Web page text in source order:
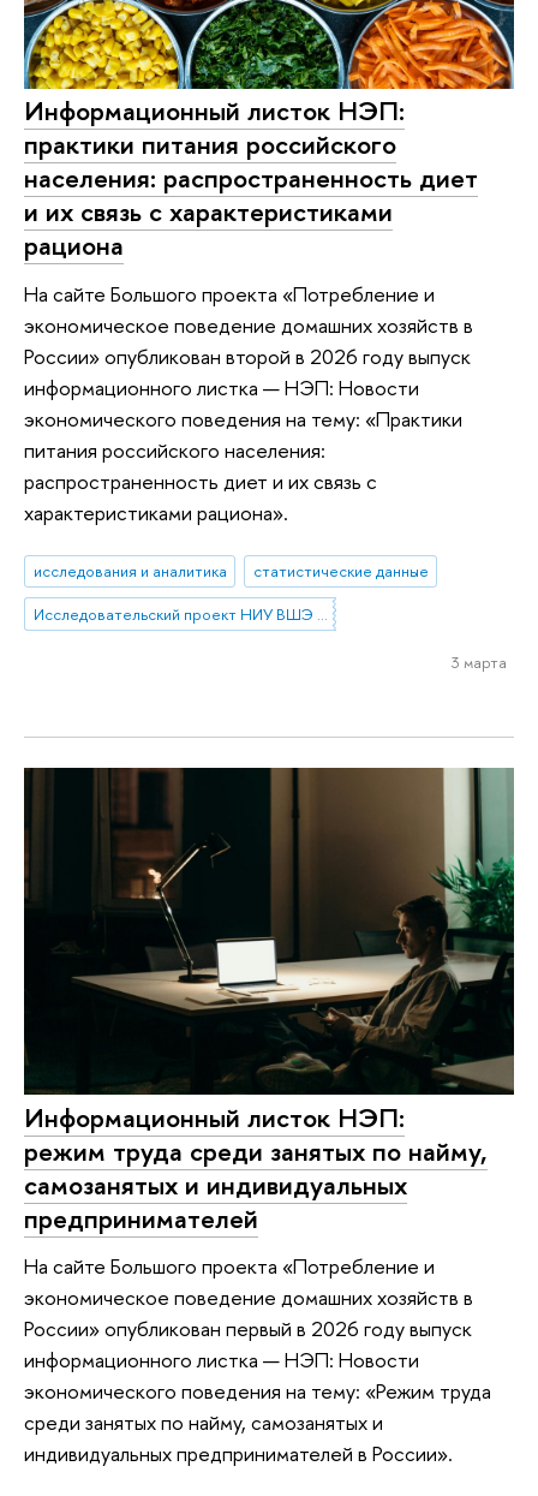
Информационный листок НЭП:
практики питания российского
населения: распространенность диет
и их связь с характеристиками
рациона
На сайте Большого проекта «Потребление и
экономическое поведение домашних хозяйств в
России» опубликован второй в 2026 году выпуск
информационного листка — НЭП: Новости
экономического поведения на тему: «Практики
питания российского населения:
распространенность диет и их связь с
характеристиками рациона».
исследования и аналитика
статистические данные
Исследовательский проект НИУ ВШЭ «Экономическое поведение домашних хозяйств»
3 марта
Информационный листок НЭП:
режим труда среди занятых по найму,
самозанятых и индивидуальных
предпринимателей
На сайте Большого проекта «Потребление и
экономическое поведение домашних хозяйств в
России» опубликован первый в 2026 году выпуск
информационного листка — НЭП: Новости
экономического поведения на тему: «Режим труда
среди занятых по найму, самозанятых и
индивидуальных предпринимателей в России».